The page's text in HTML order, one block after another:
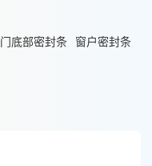
底部密封条 窗户密封条